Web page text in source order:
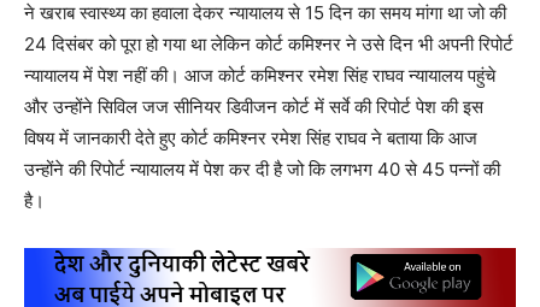
ने खराब स्वास्थ्य का हवाला देकर न्यायालय से 15 दिन का समय मांगा था जो की
24 दिसंबर को पूरा हो गया था लेकिन कोर्ट कमिश्नर ने उसे दिन भी अपनी रिपोर्ट
न्यायालय में पेश नहीं की। आज कोर्ट कमिश्नर रमेश सिंह राघव न्यायालय पहुंचे
और उन्होंने सिविल जज सीनियर डिवीजन कोर्ट में सर्वे की रिपोर्ट पेश की इस
विषय में जानकारी देते हुए कोर्ट कमिश्नर रमेश सिंह राघव ने बताया कि आज
उन्होंने की रिपोर्ट न्यायालय में पेश कर दी है जो कि लगभग 40 से 45 पन्नों की
है।